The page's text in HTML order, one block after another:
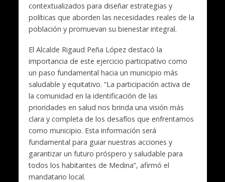
contextualizados para diseñar estrategias y
políticas que aborden las necesidades reales de la
población y promuevan su bienestar integral.
El Alcalde Rigaud Peña López destacó la
importancia de este ejercicio participativo como
un paso fundamental hacia un municipio más
saludable y equitativo. “La participación activa de
la comunidad en la identificación de las
prioridades en salud nos brinda una visión más
clara y completa de los desafíos que enfrentamos
como municipio. Esta información será
fundamental para guiar nuestras acciones y
garantizar un futuro próspero y saludable para
todos los habitantes de Medina”, afirmó el
mandatario local.